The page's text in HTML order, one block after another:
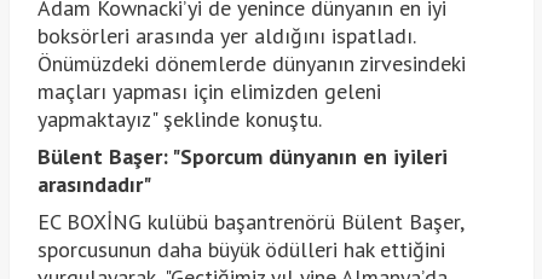
Adam Kownacki’yi de yenince dünyanın en iyi
boksörleri arasında yer aldığını ispatladı.
Önümüzdeki dönemlerde dünyanın zirvesindeki
maçları yapması için elimizden geleni
yapmaktayız" şeklinde konuştu.
Bülent Başer: "Sporcum dünyanın en iyileri
arasındadır"
EC BOXİNG kulübü başantrenörü Bülent Başer,
sporcusunun daha büyük ödülleri hak ettiğini